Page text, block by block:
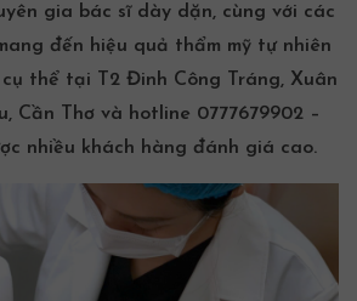
gia bác sĩ dày dặn, cùng với các
đến hiệu quả thẩm mỹ tự nhiên
thể tại T2 Đinh Công Tráng, Xuân
Cần Thơ và hotline 0777679902 –
nhiều khách hàng đánh giá cao.